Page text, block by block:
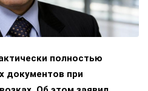
полностью
документов при